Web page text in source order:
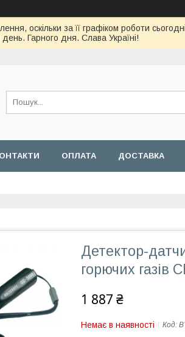
оскільки за її графіком роботи
Гарного дня. Слава Україні!
ОПЛАТА ДОСТАВКА
Детектор-
горючих газів
1 887 ₴
Немає в наявності Код: